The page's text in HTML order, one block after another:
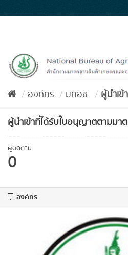
to
องค์กร มกอช. ผู้นำเ
ผู้นำเข้าที่ได้รับใบอนุญาตตามมา
ผู้ติดตาม
0
องค์กร